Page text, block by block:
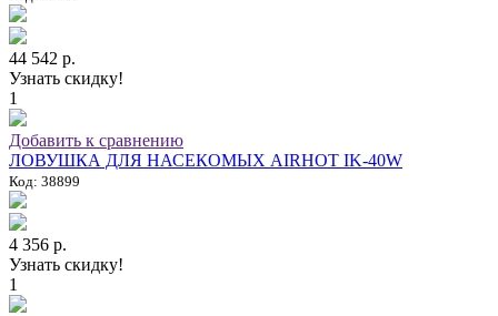
44 542 р.
Узнать скидку!
1
Добавить к сравнению
ЛОВУШКА ДЛЯ НАСЕКОМЫХ AIRHOT IK-40W
Код: 38899
4 356 р.
Узнать скидку!
1